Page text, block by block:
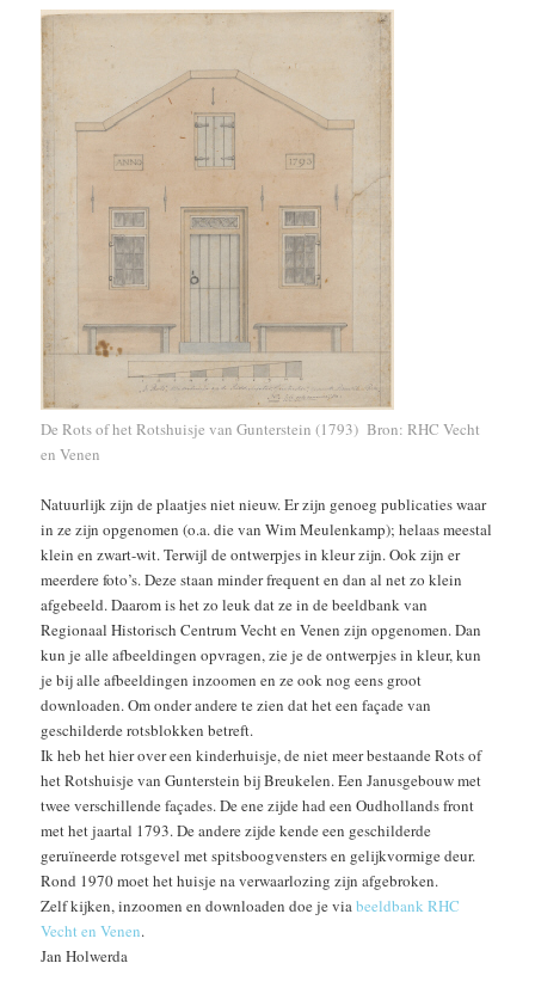
De Rots of het Rotshuisje van Gunterstein (1793) Bron: RHC Vecht
en Venen
Natuurlijk zijn de plaatjes niet nieuw. Er zijn genoeg publicaties waar
in ze zijn opgenomen (o.a. die van Wim Meulenkamp); helaas meestal
klein en zwart-wit. Terwijl de ontwerpjes in kleur zijn. Ook zijn er
meerdere foto’s. Deze staan minder frequent en dan al net zo klein
afgebeeld. Daarom is het zo leuk dat ze in de beeldbank van
Regionaal Historisch Centrum Vecht en Venen zijn opgenomen. Dan
kun je alle afbeeldingen opvragen, zie je de ontwerpjes in kleur, kun
je bij alle afbeeldingen inzoomen en ze ook nog eens groot
downloaden. Om onder andere te zien dat het een façade van
geschilderde rotsblokken betreft.
Ik heb het hier over een kinderhuisje, de niet meer bestaande Rots of
het Rotshuisje van Gunterstein bij Breukelen. Een Janusgebouw met
twee verschillende façades. De ene zijde had een Oudhollands front
met het jaartal 1793. De andere zijde kende een geschilderde
geruïneerde rotsgevel met spitsboogvensters en gelijkvormige deur.
Rond 1970 moet het huisje na verwaarlozing zijn afgebroken.
Zelf kijken, inzoomen en downloaden doe je viabeeldbank RHC
Vecht en Venen.
Jan Holwerda